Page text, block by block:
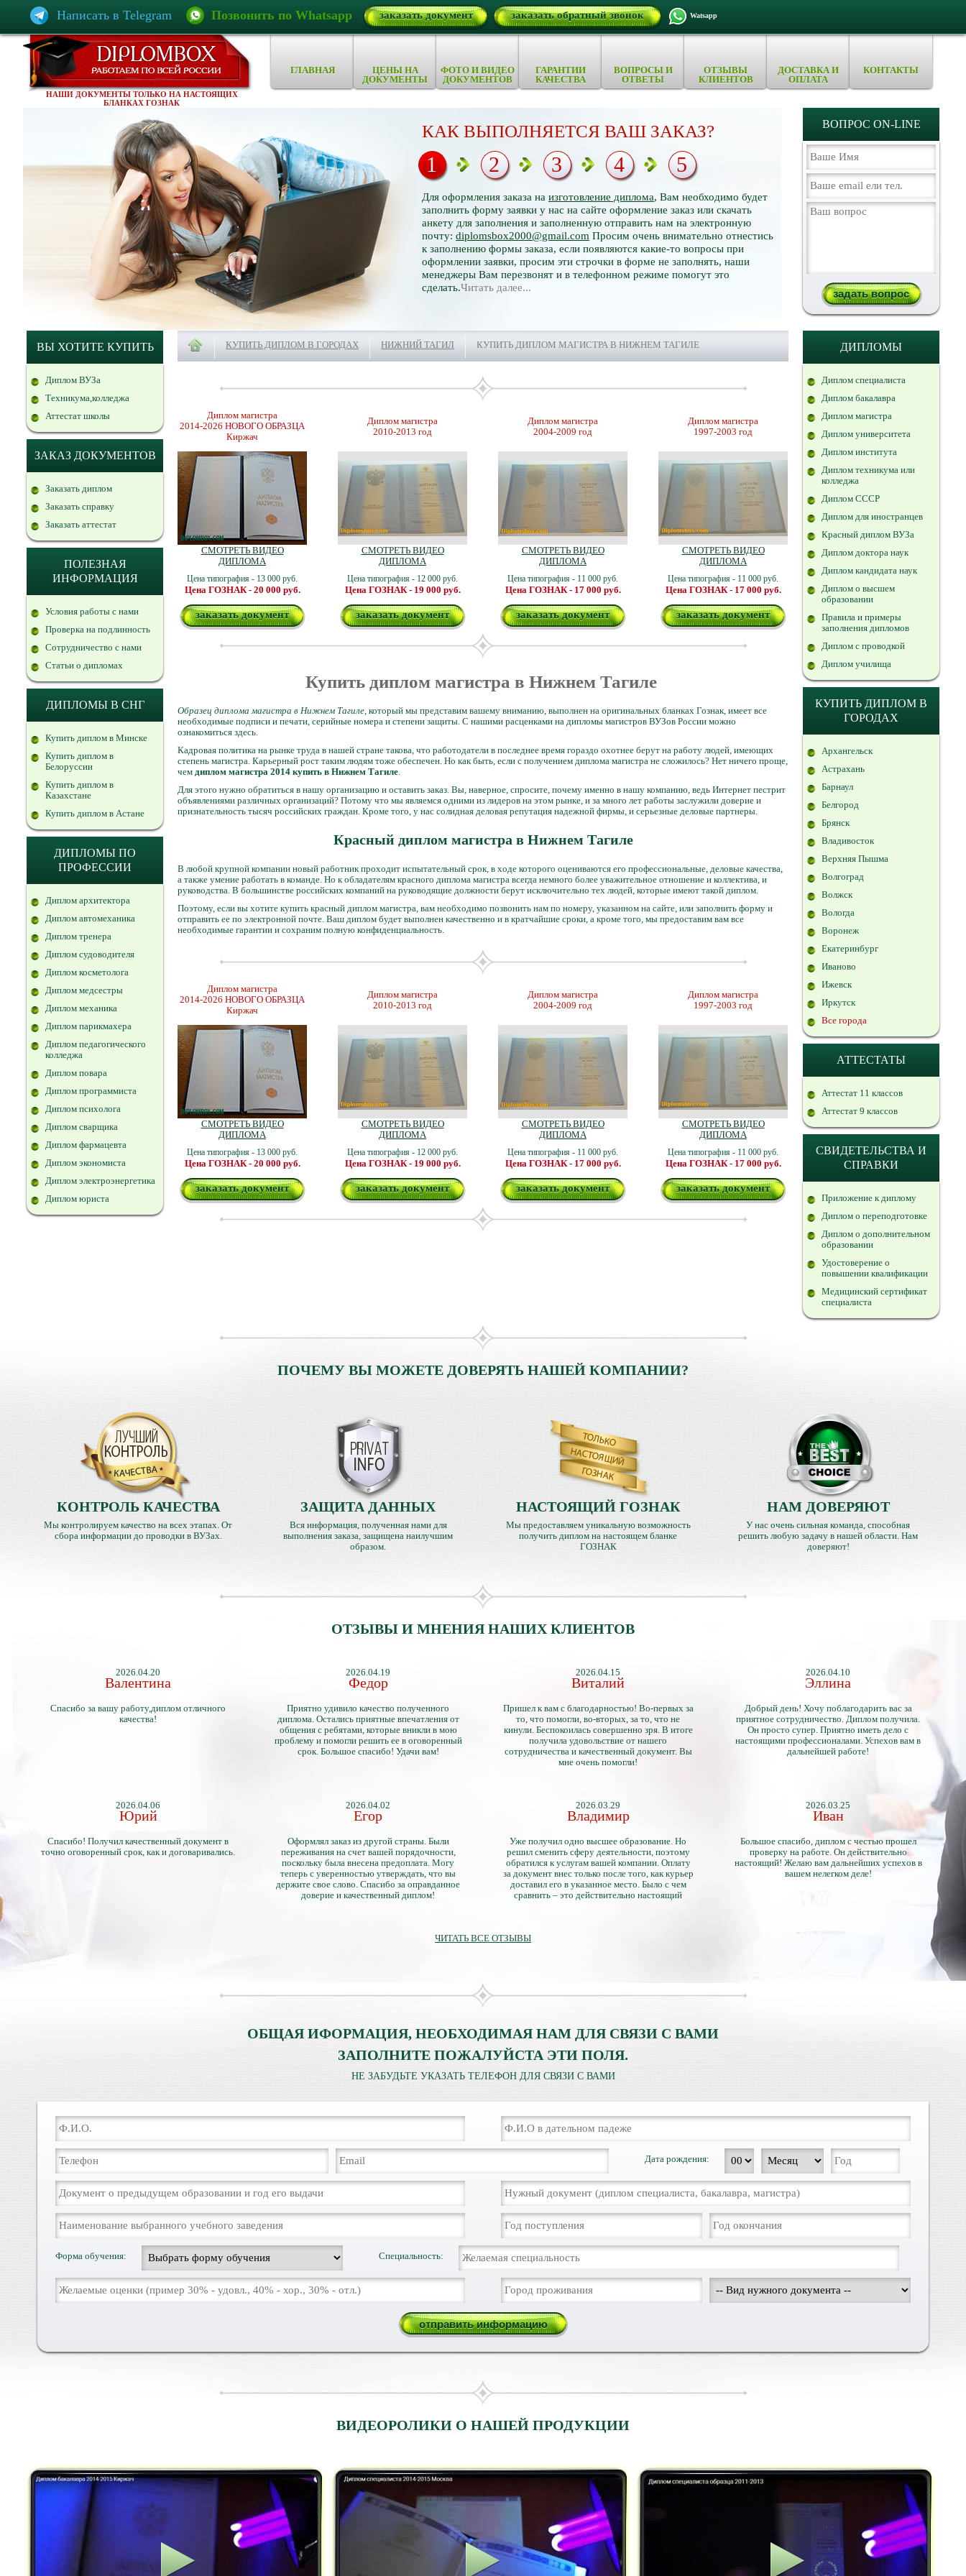
Написать в Telegram Позвонить по Whatsapp заказать документ заказать обратный звонок Watsapp
НАШИ ДОКУМЕНТЫ ТОЛЬКО НА НАСТОЯЩИХ
БЛАНКАХ ГОЗНАК
ГЛАВНАЯ
ЦЕНЫ НА
ДОКУМЕНТЫ
ФОТО И ВИДЕО
ДОКУМЕНТОВ
ГАРАНТИИ
КАЧЕСТВА
ВОПРОСЫ И
ОТВЕТЫ
ОТЗЫВЫ
КЛИЕНТОВ
ДОСТАВКА И
ОПЛАТА
КОНТАКТЫ
КАК ВЫПОЛНЯЕТСЯ ВАШ ЗАКАЗ?
Для оформления заказа на изготовление диплома, Вам необходимо будет
заполнить форму заявки у нас на сайте оформление заказ или скачать
анкету для заполнения и заполненную отправить нам на электронную
почту: diplomsbox2000@gmail.com Просим очень внимательно отнестись
к заполнению формы заказа, если появляются какие-то вопросы при
оформлении заявки, просим эти строчки в форме не заполнять, наши
менеджеры Вам перезвонят и в телефонном режиме помогут это
сделать.Читать далее...
1 2 3 4 5
ВОПРОС ON-LINE
ВЫ ХОТИТЕ КУПИТЬ
Диплом ВУЗа
Техникума,колледжа
Аттестат школы
ЗАКАЗ ДОКУМЕНТОВ
Заказать диплом
Заказать справку
Заказать аттестат
ПОЛЕЗНАЯ
ИНФОРМАЦИЯ
Условия работы с нами
Проверка на подлинность
Сотрудничество с нами
Статьи о дипломах
ДИПЛОМЫ В СНГ
Купить диплом в Минске
Купить диплом в
Белоруссии
Купить диплом в
Казахстане
Купить диплом в Астане
ДИПЛОМЫ ПО
ПРОФЕССИИ
Диплом архитектора
Диплом автомеханика
Диплом тренера
Диплом судоводителя
Диплом косметолога
Диплом медсестры
Диплом механика
Диплом парикмахера
Диплом педагогического
колледжа
Диплом повара
Диплом программиста
Диплом психолога
Диплом сварщика
Диплом фармацевта
Диплом экономиста
Диплом электроэнергетика
Диплом юриста
КУПИТЬ ДИПЛОМ В ГОРОДАХ НИЖНИЙ ТАГИЛ КУПИТЬ ДИПЛОМ МАГИСТРА В НИЖНЕМ ТАГИЛЕ
Диплом магистра
2014-2026 НОВОГО ОБРАЗЦА
Киржач
СМОТРЕТЬ ВИДЕО
ДИПЛОМА
Цена типография - 13 000 руб.
Цена ГОЗНАК - 20 000 руб.
заказать документ
Диплом магистра
2010-2013 год
СМОТРЕТЬ ВИДЕО
ДИПЛОМА
Цена типография - 12 000 руб.
Цена ГОЗНАК - 19 000 руб.
заказать документ
Диплом магистра
2004-2009 год
СМОТРЕТЬ ВИДЕО
ДИПЛОМА
Цена типография - 11 000 руб.
Цена ГОЗНАК - 17 000 руб.
заказать документ
Диплом магистра
1997-2003 год
СМОТРЕТЬ ВИДЕО
ДИПЛОМА
Цена типография - 11 000 руб.
Цена ГОЗНАК - 17 000 руб.
заказать документ
Купить диплом магистра в Нижнем Тагиле
Образец диплома магистра в Нижнем Тагиле, который мы представим вашему вниманию, выполнен на оригинальных бланках Гознак, имеет все
необходимые подписи и печати, серийные номера и степени защиты. С нашими расценками на дипломы магистров ВУЗов России можно
ознакомиться здесь.
Кадровая политика на рынке труда в нашей стране такова, что работодатели в последнее время гораздо охотнее берут на работу людей, имеющих
степень магистра. Карьерный рост таким людям тоже обеспечен. Но как быть, если с получением диплома магистра не сложилось? Нет ничего проще,
чем диплом магистра 2014 купить в Нижнем Тагиле.
Для этого нужно обратиться в нашу организацию и оставить заказ. Вы, наверное, спросите, почему именно в нашу компанию, ведь Интернет пестрит
объявлениями различных организаций? Потому что мы являемся одними из лидеров на этом рынке, и за много лет работы заслужили доверие и
признательность тысяч российских граждан. Кроме того, у нас солидная деловая репутация надежной фирмы, и серьезные деловые партнеры.
Красный диплом магистра в Нижнем Тагиле
В любой крупной компании новый работник проходит испытательный срок, в ходе которого оцениваются его профессиональные, деловые качества,
а также умение работать в команде. Но к обладателям красного диплома магистра всегда немного более уважительное отношение и коллектива, и
руководства. В большинстве российских компаний на руководящие должности берут исключительно тех людей, которые имеют такой диплом.
Поэтому, если вы хотите купить красный диплом магистра, вам необходимо позвонить нам по номеру, указанном на сайте, или заполнить форму и
отправить ее по электронной почте. Ваш диплом будет выполнен качественно и в кратчайшие сроки, а кроме того, мы предоставим вам все
необходимые гарантии и сохраним полную конфиденциальность.
Диплом магистра
2014-2026 НОВОГО ОБРАЗЦА
Киржач
СМОТРЕТЬ ВИДЕО
ДИПЛОМА
Цена типография - 13 000 руб.
Цена ГОЗНАК - 20 000 руб.
заказать документ
Диплом магистра
2010-2013 год
СМОТРЕТЬ ВИДЕО
ДИПЛОМА
Цена типография - 12 000 руб.
Цена ГОЗНАК - 19 000 руб.
заказать документ
Диплом магистра
2004-2009 год
СМОТРЕТЬ ВИДЕО
ДИПЛОМА
Цена типография - 11 000 руб.
Цена ГОЗНАК - 17 000 руб.
заказать документ
Диплом магистра
1997-2003 год
СМОТРЕТЬ ВИДЕО
ДИПЛОМА
Цена типография - 11 000 руб.
Цена ГОЗНАК - 17 000 руб.
заказать документ
ДИПЛОМЫ
Диплом специалиста
Диплом бакалавра
Диплом магистра
Диплом университета
Диплом института
Диплом техникума или
колледжа
Диплом СССР
Диплом для иностранцев
Красный диплом ВУЗа
Диплом доктора наук
Диплом кандидата наук
Диплом о высшем
образовании
Правила и примеры
заполнения дипломов
Диплом с проводкой
Диплом училища
КУПИТЬ ДИПЛОМ В
ГОРОДАХ
Архангельск
Астрахань
Барнаул
Белгород
Брянск
Владивосток
Верхняя Пышма
Волгоград
Волжск
Вологда
Воронеж
Екатеринбург
Иваново
Ижевск
Иркутск
Все города
АТТЕСТАТЫ
Аттестат 11 классов
Аттестат 9 классов
СВИДЕТЕЛЬСТВА И
СПРАВКИ
Приложение к диплому
Диплом о переподготовке
Диплом о дополнительном
образовании
Удостоверение о
повышении квалификации
Медицинский сертификат
специалиста
ПОЧЕМУ ВЫ МОЖЕТЕ ДОВЕРЯТЬ НАШЕЙ КОМПАНИИ?
КОНТРОЛЬ КАЧЕСТВА
Мы контролируем качество на всех этапах. От
сбора информации до проводки в ВУЗах.
ЗАЩИТА ДАННЫХ
Вся информация, полученная нами для
выполнения заказа, защищена наилучшим
образом.
НАСТОЯЩИЙ ГОЗНАК
Мы предоставляем уникальную возможность
получить диплом на настоящем бланке
ГОЗНАК
НАМ ДОВЕРЯЮТ
У нас очень сильная команда, способная
решить любую задачу в нашей области. Нам
доверяют!
ОТЗЫВЫ И МНЕНИЯ НАШИХ КЛИЕНТОВ
2026.04.20
Валентина
Спасибо за вашу работу,диплом отличного
качества!
2026.04.19
Федор
Приятно удивило качество полученного
диплома. Остались приятные впечатления от
общения с ребятами, которые вникли в мою
проблему и помогли решить ее в оговоренный
срок. Большое спасибо! Удачи вам!
2026.04.15
Виталий
Пришел к вам с благодарностью! Во-первых за
то, что помогли, во-вторых, за то, что не
кинули. Беспокоилась совершенно зря. В итоге
получила удовольствие от нашего
сотрудничества и качественный документ. Вы
мне очень помогли!
2026.04.10
Эллина
Добрый день! Хочу поблагодарить вас за
приятное сотрудничество. Диплом получила.
Он просто супер. Приятно иметь дело с
настоящими профессионалами. Успехов вам в
дальнейшей работе!
2026.04.06
Юрий
Спасибо! Получил качественный документ в
точно оговоренный срок, как и договаривались.
2026.04.02
Егор
Оформлял заказ из другой страны. Были
переживания на счет вашей порядочности,
поскольку была внесена предоплата. Могу
теперь с уверенностью утверждать, что вы
держите свое слово. Спасибо за оправданное
доверие и качественный диплом!
2026.03.29
Владимир
Уже получил одно высшее образование. Но
решил сменить сферу деятельности, поэтому
обратился к услугам вашей компании. Оплату
за документ внес только после того, как курьер
доставил его в указанное место. Было с чем
сравнить – это действительно настоящий
2026.03.25
Иван
Большое спасибо, диплом с честью прошел
проверку на работе. Он действительно
настоящий! Желаю вам дальнейших успехов в
вашем нелегком деле!
ЧИТАТЬ ВСЕ ОТЗЫВЫ
ОБЩАЯ ИФОРМАЦИЯ, НЕОБХОДИМАЯ НАМ ДЛЯ СВЯЗИ С ВАМИ
ЗАПОЛНИТЕ ПОЖАЛУЙСТА ЭТИ ПОЛЯ.
НЕ ЗАБУДЬТЕ УКАЗАТЬ ТЕЛЕФОН ДЛЯ СВЯЗИ С ВАМИ
Дата рождения:
Форма обучения: Специальность:
ВИДЕОРОЛИКИ О НАШЕЙ ПРОДУКЦИИ